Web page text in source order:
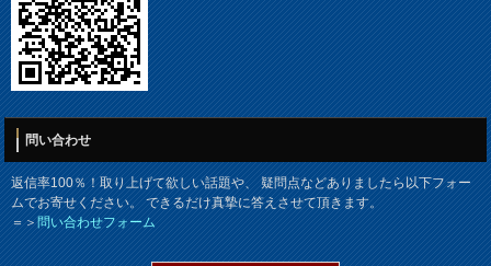
問い合わせ
返信率100％！取り上げて欲しい話題や、 疑問点などありましたら以下フォー
ムでお寄せください。 できるだけ真摯に答えさせて頂きます。
＝＞問い合わせフォーム